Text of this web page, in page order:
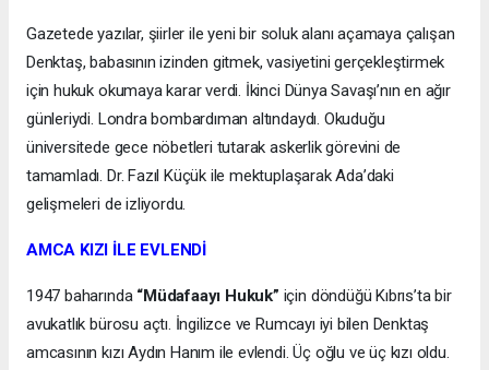
Gazetede yazılar, şiirler ile yeni bir soluk alanı açamaya çalışan
Denktaş, babasının izinden gitmek, vasiyetini gerçekleştirmek
için hukuk okumaya karar verdi. İkinci Dünya Savaşı’nın en ağır
günleriydi. Londra bombardıman altındaydı. Okuduğu
üniversitede gece nöbetleri tutarak askerlik görevini de
tamamladı. Dr. Fazıl Küçük ile mektuplaşarak Ada’daki
gelişmeleri de izliyordu.
AMCA KIZI İLE EVLENDİ
1947 baharında “Müdafaayı Hukuk” için döndüğü Kıbrıs’ta bir
avukatlık bürosu açtı. İngilizce ve Rumcayı iyi bilen Denktaş
amcasının kızı Aydın Hanım ile evlendi. Üç oğlu ve üç kızı oldu.